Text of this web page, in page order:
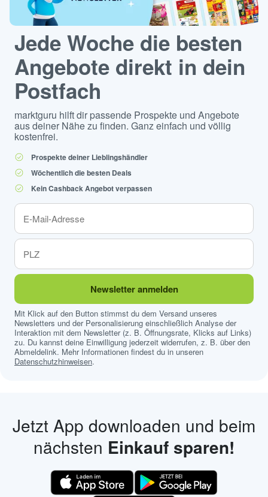
Jede Woche die besten
Angebote direkt in dein
Postfach
marktguru hilft dir passende Prospekte und Angebote
aus deiner Nähe zu finden. Ganz einfach und völlig
kostenfrei.
Prospekte deiner Lieblingshändler
Wöchentlich die besten Deals
Kein Cashback Angebot verpassen
Newsletter anmelden
Mit Klick auf den Button stimmst du dem Versand unseres
Newsletters und der Personalisierung einschließlich Analyse der
Interaktion mit dem Newsletter (z. B. Öffnungsrate, Klicks auf Links)
zu. Du kannst deine Einwilligung jederzeit widerrufen, z. B. über den
Abmeldelink. Mehr Informationen findest du in unseren
Datenschutzhinweisen.
Jetzt App downloaden und beim
nächsten Einkauf sparen!